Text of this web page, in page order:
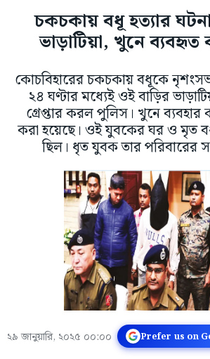
চকচকায় বধূ হত্যার
ভাড়াটিয়া, খুনে ব্যবহৃত
কোচবিহারের চকচকায় বধূকে
২৪ ঘণ্টার মধ্যেই ওই বাড়ির
গ্রেপ্তার করল পুলিস। খুনে ব্যবহার
করা হয়েছে। ওই যুবকের ঘর ও মৃত
ছিল। ধৃত যুবক তার পরিবারের
২৯ জানুয়ারি, ২০২৫ ০০:০০ Prefer us on